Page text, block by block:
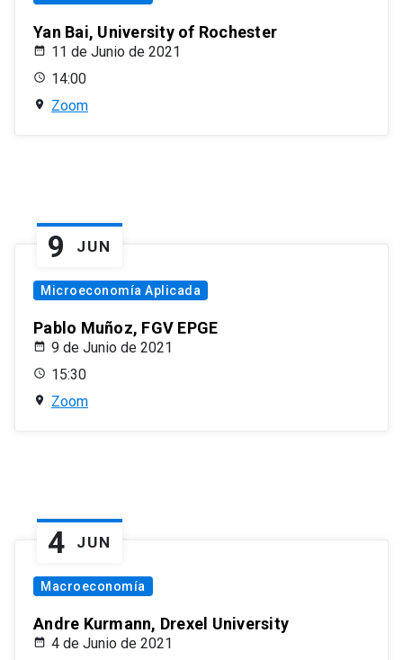
Yan Bai, University of Rochester
11 de Junio de 2021
14:00
Zoom
9 JUN
Microeconomía Aplicada
Pablo Muñoz, FGV EPGE
9 de Junio de 2021
15:30
Zoom
4 JUN
Macroeconomía
Andre Kurmann, Drexel University
4 de Junio de 2021